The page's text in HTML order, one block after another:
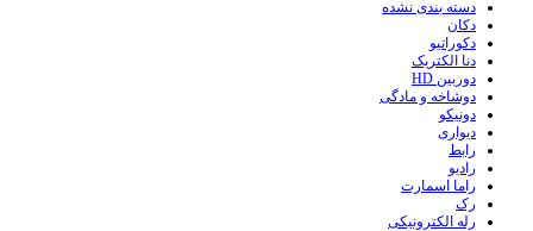
دسته بندی نشده
دکان
دکوراتیو
دنا الکتریک
دوربین HD
دوشاخه و مادگی
دونیکو
دیواری
رابط
رادیو
راما اسمارت
رک
رله الکترونیکی